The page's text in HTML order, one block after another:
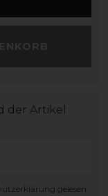
der Artikel
gelesen